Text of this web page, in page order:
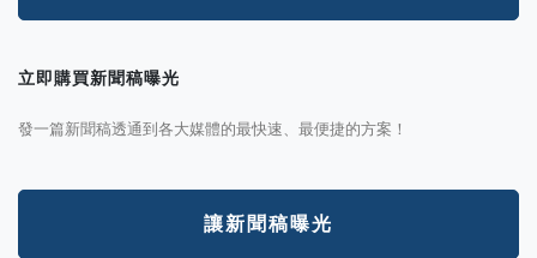
立即購買新聞稿曝光
發一篇新聞稿透通到各大媒體的最快速、最便捷的方案！
讓新聞稿曝光